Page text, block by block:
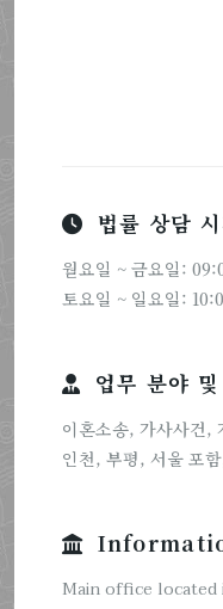
법률 상담
월요일 ~ 금요일:
토요일 ~ 일요일:
업무 분야
이혼소송, 가사사건,
인천, 부평, 서울 포
Main office located